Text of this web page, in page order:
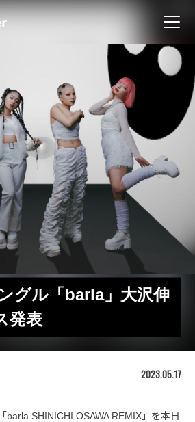
グル「barla」大沢伸
発表
2023.05.17
barla SHINICHI OSAWA REMIX」を本日